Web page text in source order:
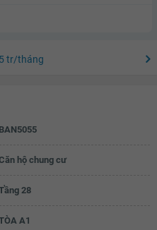
tr/tháng
BAN5055
hộ chung cư
28
A1